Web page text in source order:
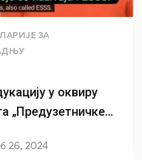
ЗА
у оквиру
„Предузетничке
26, 2024